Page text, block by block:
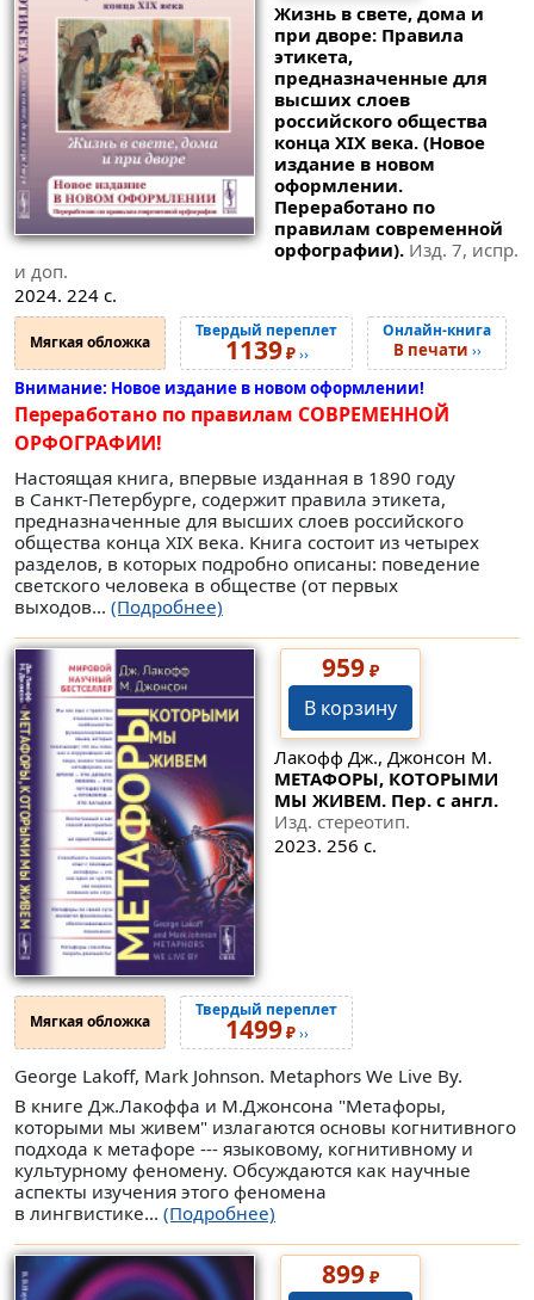
Жизнь в свете, дома и
при дворе: Правила
этикета,
предназначенные для
высших слоев
российского общества
конца XIX века. (Новое
издание в новом
оформлении.
Переработано по
правилам современной
орфографии). Изд. 7, испр.
и доп.
2024. 224 с.
Мягкая обложка
Твердый переплет
1139₽››
Онлайн-книга
В печати ››
Внимание: Новое издание в новом оформлении!
Переработано по правилам СОВРЕМЕННОЙ
ОРФОГРАФИИ!
Настоящая книга, впервые изданная в 1890 году
в Санкт-Петербурге, содержит правила этикета,
предназначенные для высших слоев российского
общества конца XIX века. Книга состоит из четырех
разделов, в которых подробно описаны: поведение
светского человека в обществе (от первых
выходов... (Подробнее)
959₽
В корзину
Лакофф Дж., Джонсон М.
МЕТАФОРЫ, КОТОРЫМИ
МЫ ЖИВЕМ. Пер. с англ.
Изд. стереотип.
2023. 256 с.
Мягкая обложка
Твердый переплет
1499₽››
George Lakoff, Mark Johnson. Metaphors We Live By.
В книге Дж.Лакоффа и М.Джонсона "Метафоры,
которыми мы живем" излагаются основы когнитивного
подхода к метафоре --- языковому, когнитивному и
культурному феномену. Обсуждаются как научные
аспекты изучения этого феномена
в лингвистике... (Подробнее)
899₽